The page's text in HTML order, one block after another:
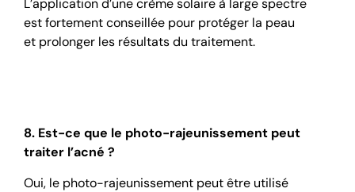
L’application d’une crème solaire à large spectre
est fortement conseillée pour protéger la peau
et prolonger les résultats du traitement.
8. Est-ce que le photo-rajeunissement peut
traiter l’acné ?
Oui, le photo-rajeunissement peut être utilisé